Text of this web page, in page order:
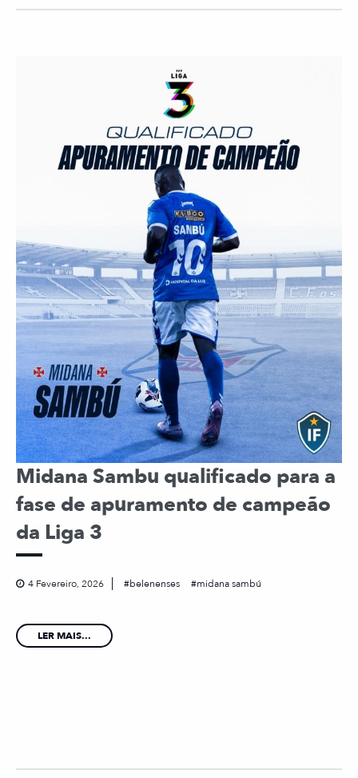
Midana Sambu qualificado para a
fase de apuramento de campeão
da Liga 3
4 Fevereiro, 2026 belenenses midana sambú
LER MAIS...